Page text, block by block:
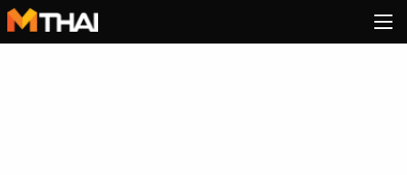
Skip
to